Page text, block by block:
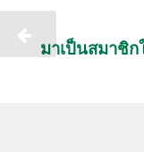
มาเป็นสมาชิก